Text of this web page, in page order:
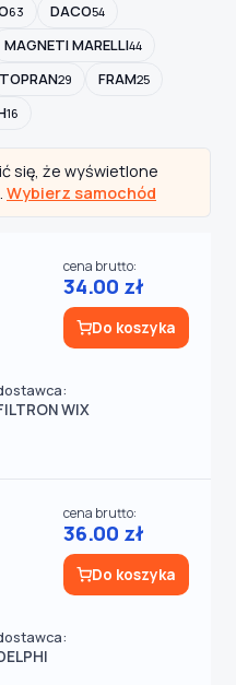
63 DACO54
MAGNETI MARELLI44
TOPRAN29 FRAM25
16
się, że wyświetlone
Wybierz samochód
WIX
cena brutto:
34.00 zł
Do koszyka
cena brutto:
36.00 zł
Do koszyka